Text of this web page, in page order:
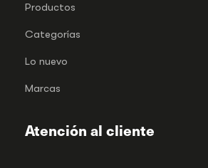
Productos
Categorías
Lo nuevo
Marcas
Atención al cliente